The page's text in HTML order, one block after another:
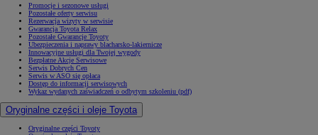
Promocje i sezonowe usługi
Pozostałe oferty serwisu
Rezerwacja wizyty w serwisie
Gwarancja Toyota Relax
Pozostałe Gwarancje Toyoty
Ubezpieczenia i naprawy blacharsko-lakiernicze
Innowacyjne usługi dla Twojej wygody
Bezpłatne Akcje Serwisowe
Serwis Dobrych Cen
Serwis w ASO się opłaca
Dostęp do informacji serwisowych
Wykaz wydanych zaświadczeń o odbytym szkoleniu (pdf)
Oryginalne części i oleje Toyota
Oryginalne części Toyoty